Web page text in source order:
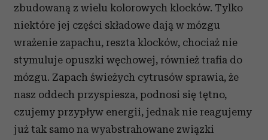
zbudowaną z wielu kolorowych klocków. Tylko
niektóre jej części składowe dają w mózgu
wrażenie zapachu, reszta klocków, chociaż nie
stymuluje opuszki węchowej, również trafia do
mózgu. Zapach świeżych cytrusów sprawia, że
nasz oddech przyspiesza, podnosi się tętno,
czujemy przypływ energii, jednak nie reagujemy
już tak samo na wyabstrahowane związki